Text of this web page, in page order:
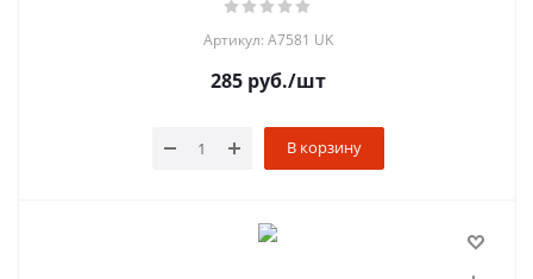
Артикул: A7581 UK
285руб./шт
В корзину